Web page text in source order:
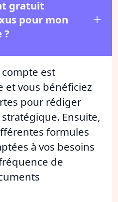
gratuit
pour mon
?
est
vous bénéficiez
pour rédiger
Ensuite,
formules
à vos besoins
de